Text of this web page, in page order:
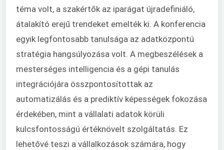
téma volt, a szakértők az iparágat újradefiniáló,
átalakító erejű trendeket emelték ki. A konferencia
egyik legfontosabb tanulsága az adatközpontú
stratégia hangsúlyozása volt. A megbeszélések a
mesterséges intelligencia és a gépi tanulás
integrációjára összpontosítottak az
automatizálás és a prediktív képességek fokozása
érdekében, mint a vállalati adatok körüli
kulcsfontosságú értéknövelt szolgáltatás. Ez
lehetővé teszi a vállalkozások számára, hogy